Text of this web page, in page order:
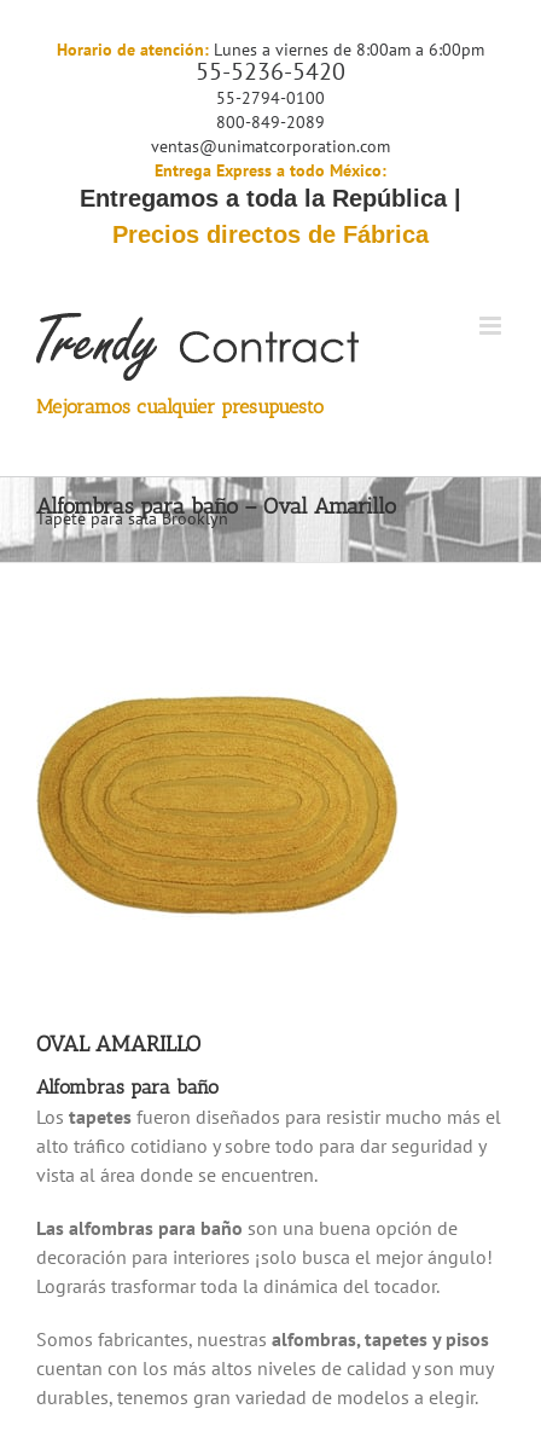
Horario de atención: Lunes a viernes de 8:00am a 6:00pm
55-5236-5420
55-2794-0100
800-849-2089
ventas@unimatcorporation.com
Entrega Express a todo México:
Entregamos a toda la República |
Precios directos de Fábrica
Mejoramos cualquier presupuesto
Alfombras para baño – Oval Amarillo
Tapete para sala Brooklyn
OVAL AMARILLO
Alfombras para baño
Los tapetes fueron diseñados para resistir mucho más el
alto tráfico cotidiano y sobre todo para dar seguridad y
vista al área donde se encuentren.
Las alfombras para baño son una buena opción de
decoración para interiores ¡solo busca el mejor ángulo!
Lograrás trasformar toda la dinámica del tocador.
Somos fabricantes, nuestras alfombras, tapetes y pisos
cuentan con los más altos niveles de calidad y son muy
durables, tenemos gran variedad de modelos a elegir.